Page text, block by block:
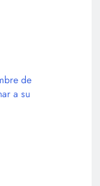
de
a su